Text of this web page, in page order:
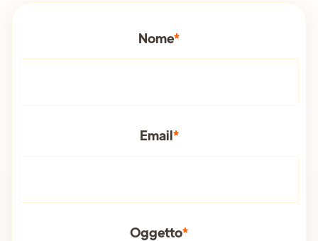
Nome*
Email*
Oggetto*